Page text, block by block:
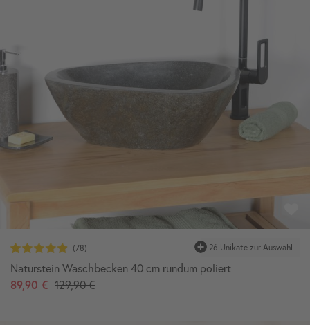
26 Unikate zur Auswahl
Naturstein Waschbecken 40 cm rundum poliert
89,90 € 129,90 €